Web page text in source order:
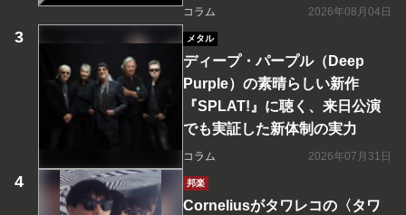
コラム 2026年08月04日
メタル
ディープ・パープル（Deep
Purple）の素晴らしい新作
『SPLAT!』に聴く、来日公演
でも実証した新体制の実力
コラム 2026年07月31日
邦楽
Corneliusがタワレコの〈タワ